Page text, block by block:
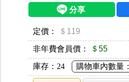
定價： ＄119
非年費會員價： ＄55
庫存： 24 購物車內數量：